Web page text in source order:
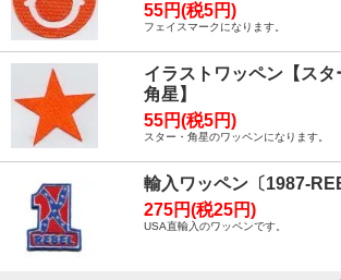
55円(税5円)
フェイスマークになります。
イラストワッペン【スタ
角星】
55円(税5円)
スター・角星のワッペンになります。
輸入ワッペン〔1987-
275円(税25円)
USA直輸入のワッペンです。